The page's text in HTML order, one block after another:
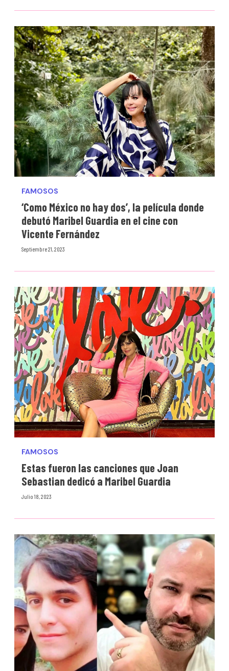
FAMOSOS
‘Como México no hay dos’, la película donde
debutó Maribel Guardia en el cine con
Vicente Fernández
Septiembre 21, 2023
FAMOSOS
Estas fueron las canciones que Joan
Sebastian dedicó a Maribel Guardia
Julio 18, 2023